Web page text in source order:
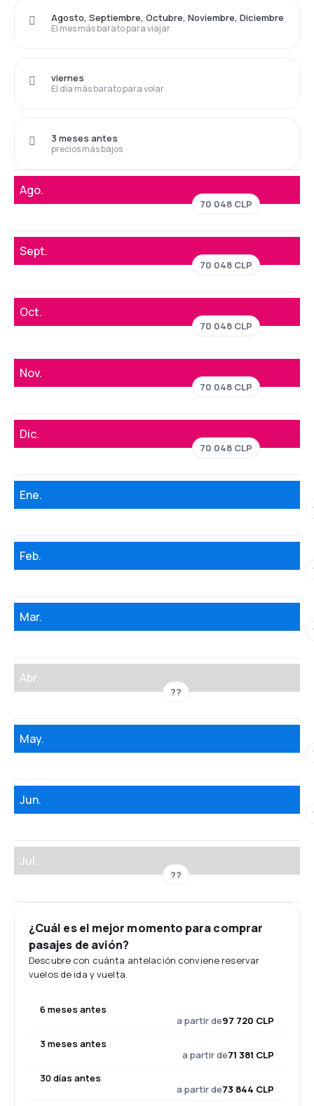
El mes más barato para viajar
Agosto, Septiembre, Octubre, Noviembre, Diciembre
El día más barato para volar
viernes
precios más bajos
3 meses antes
Ago.
70 048 CLP
Sept.
70 048 CLP
Oct.
70 048 CLP
Nov.
70 048 CLP
Dic.
70 048 CLP
Ene.
Feb.
Mar.
Abr.
??
May.
Jun.
Jul.
??
¿Cuál es el mejor momento para comprar
pasajes de avión?
Descubre con cuánta antelación conviene reservar
vuelos de ida y vuelta.
6 meses antes
a partir de97 720 CLP
3 meses antes
a partir de71 381 CLP
30 días antes
a partir de73 844 CLP